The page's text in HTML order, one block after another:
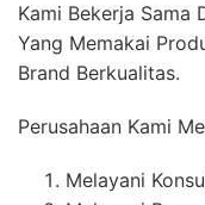
Kami Bekerja Sama
Yang Memakai
Brand Berkualitas.
Perusahaan Kami
Melayani